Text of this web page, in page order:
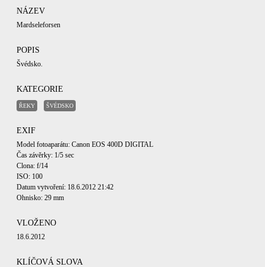
NÁZEV
Mardseleforsen
POPIS
Švédsko.
KATEGORIE
ŘEKY ŠVÉDSKO
EXIF
Model fotoaparátu: Canon EOS 400D DIGITAL
Čas závěrky: 1/5 sec
Clona: f/14
ISO: 100
Datum vytvoření: 18.6.2012 21:42
Ohnisko: 29 mm
VLOŽENO
18.6.2012
KLÍČOVÁ SLOVA